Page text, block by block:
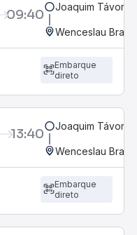
09:40 Joaquim Távora,
Wenceslau Braz,
Embarque
direto
13:40 Joaquim Távora,
Wenceslau Braz,
Embarque
direto